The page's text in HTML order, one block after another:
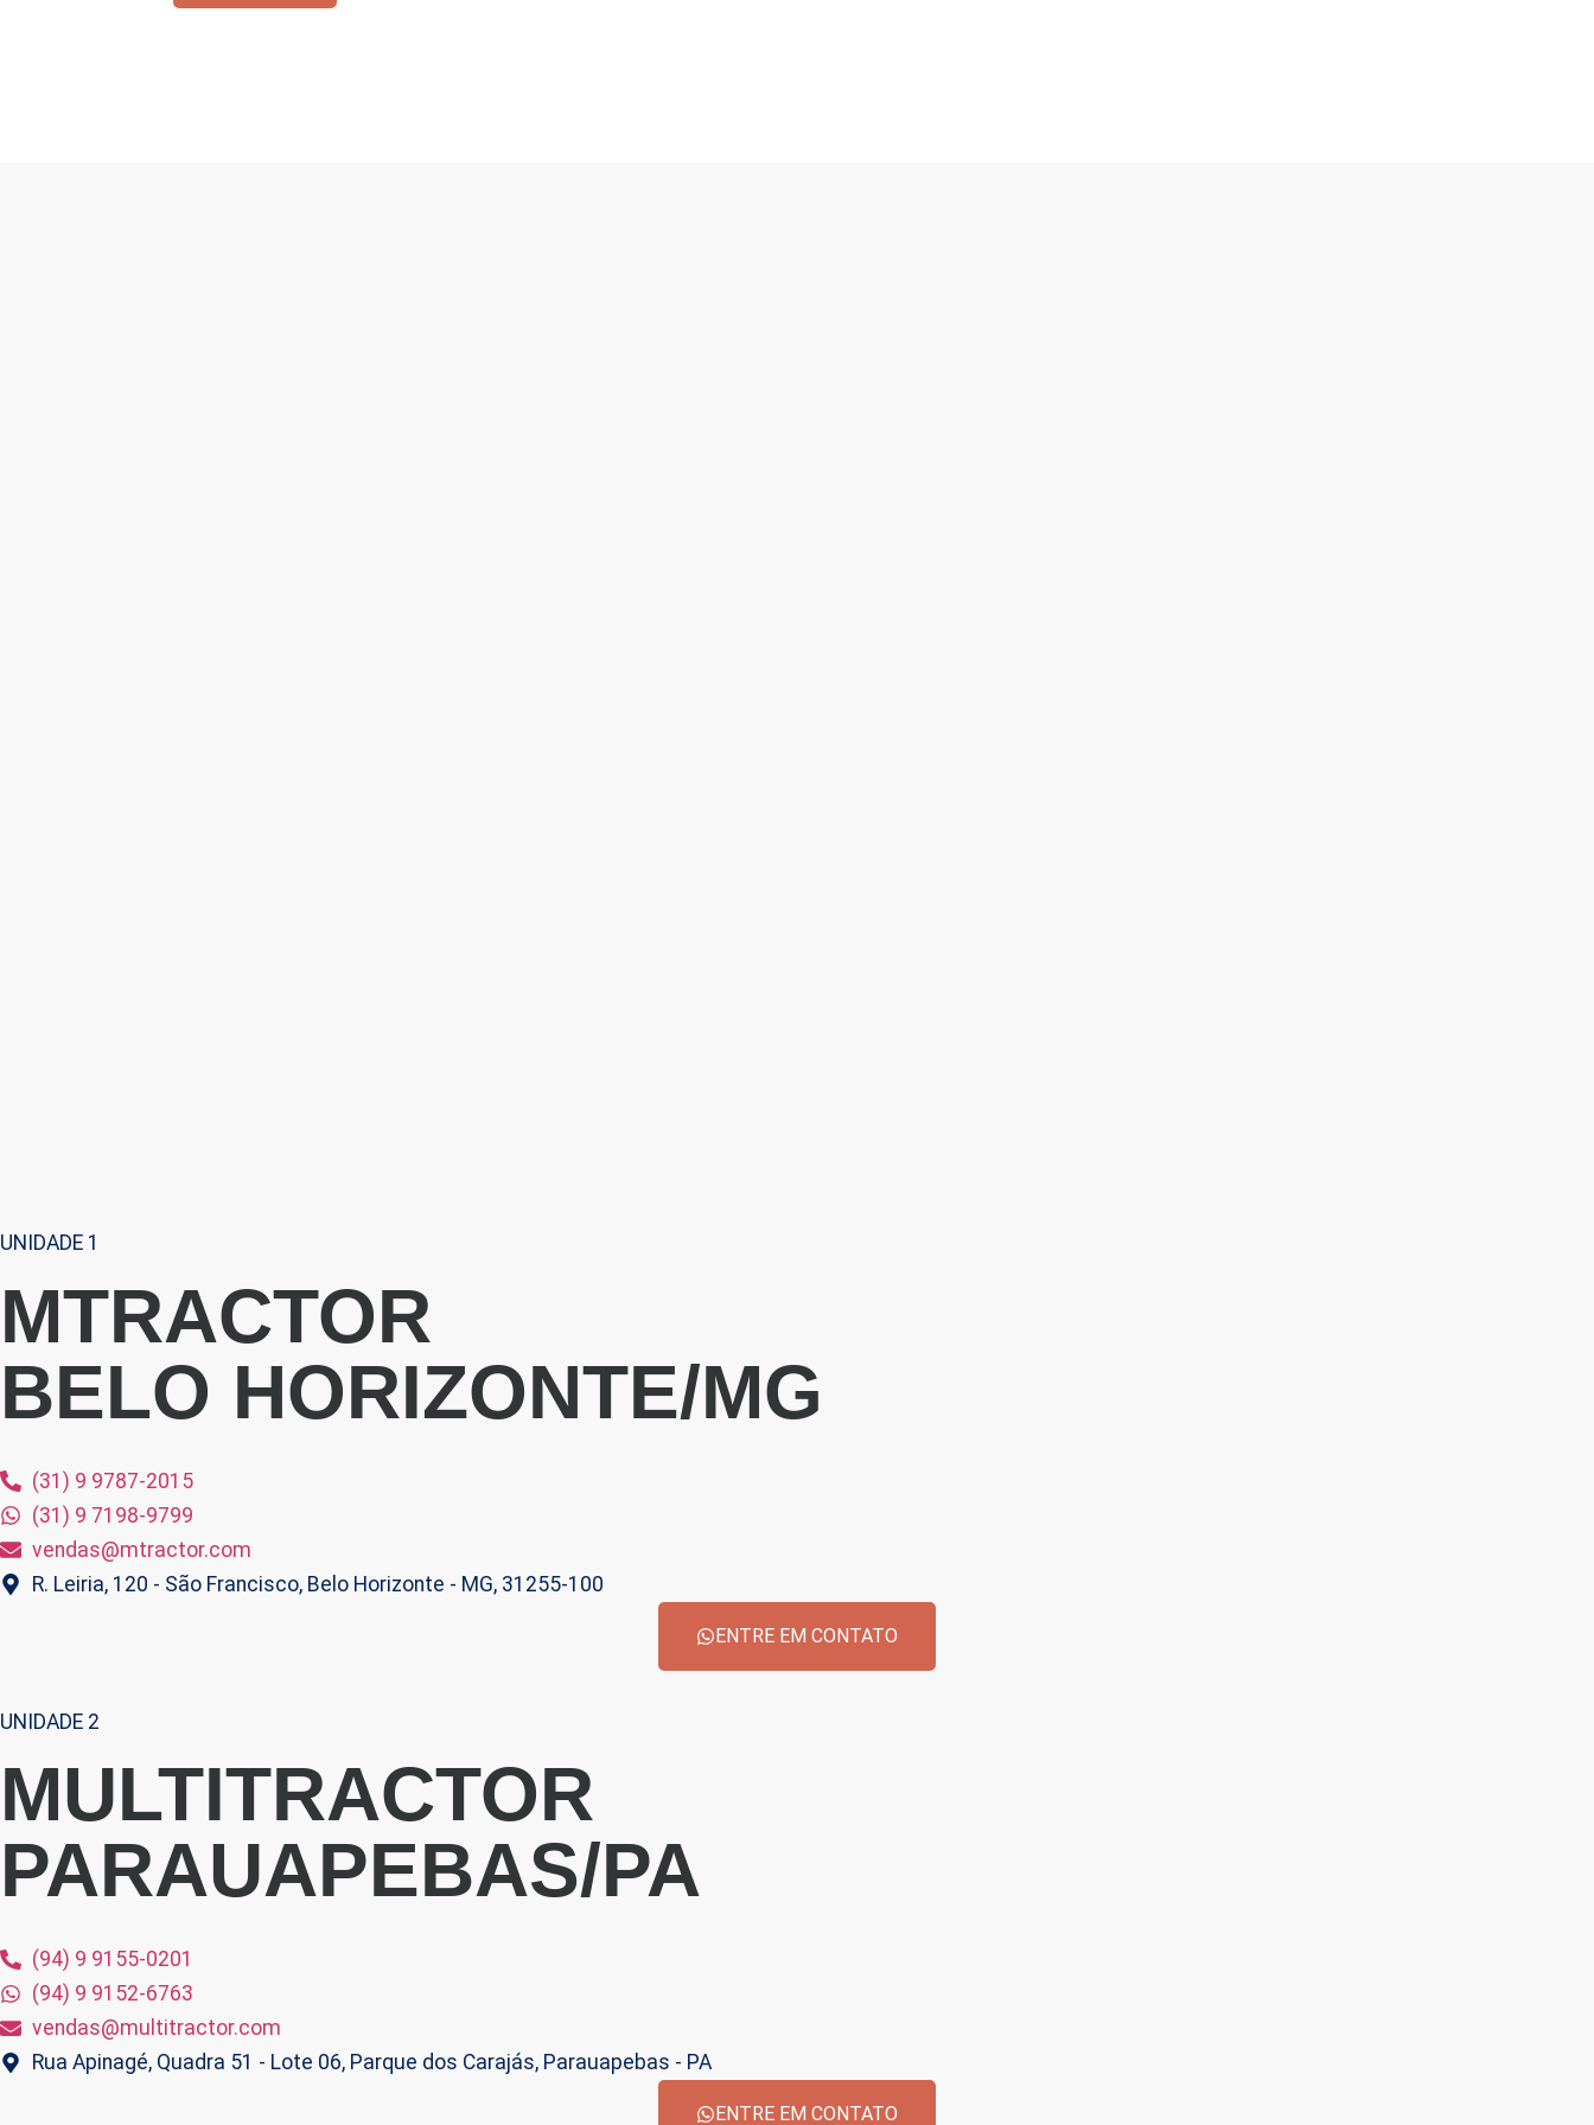
UNIDADE 1
MTRACTOR
BELO HORIZONTE/MG
(31) 9 9787-2015
(31) 9 7198-9799
vendas@mtractor.com
R. Leiria, 120 - São Francisco, Belo Horizonte - MG, 31255-100
ENTRE EM CONTATO
UNIDADE 2
MULTITRACTOR
PARAUAPEBAS/PA
(94) 9 9155-0201
(94) 9 9152-6763
vendas@multitractor.com
Rua Apinagé, Quadra 51 - Lote 06, Parque dos Carajás, Parauapebas - PA
ENTRE EM CONTATO